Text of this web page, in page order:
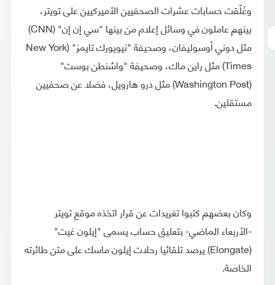
وعُلّقت حسابات عشرات الصحفيين الأميركيين على تويتر،
بينهم عاملون في وسائل إعلام من بينها "سي إن إن" (CNN)
مثل دوني أوسوليفان، وصحيفة "نيويورك تايمز" (New York
Times) مثل راين ماك، وصحيفة "واشنطن بوست"
(Washington Post) مثل درو هارويل، فضلا عن صحفيين
مستقلين.
وكان بعضهم كتبوا تغريدات عن قرار اتخذه موقع تويتر
-الأربعاء الماضي- بتعليق حساب يسمى "إيلون غيت"
(Elongate) يرصد تلقائيا رحلات إيلون ماسك على متن طائرته
الخاصة.